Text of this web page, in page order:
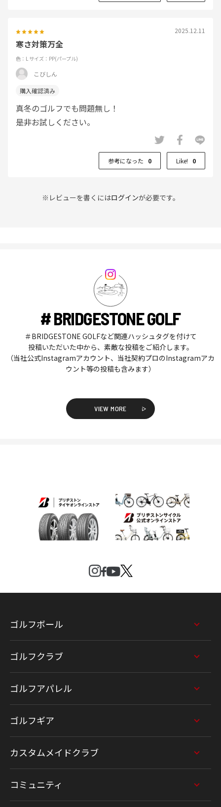
2025.12.11
寒さ対策万全
色：L サイズ：PP(パープル)
こびしん
真冬のゴルフでも問題無し！
是非お試しください。
参考になった 0 Like! 0
※レビューを書くにはログインが必要です。
# BRIDGESTONE GOLF
＃BRIDGESTONE GOLFなど関連ハッシュタグを付けて
投稿いただいた中から、素敵な投稿をご紹介します。
（当社公式Instagramアカウント、当社契約プロのInstagramアカ
ウント等の投稿も含みます）
VIEW MORE
ゴルフボール
ゴルフクラブ
ゴルフアパレル
ゴルフギア
カスタムメイドクラブ
コミュニティ